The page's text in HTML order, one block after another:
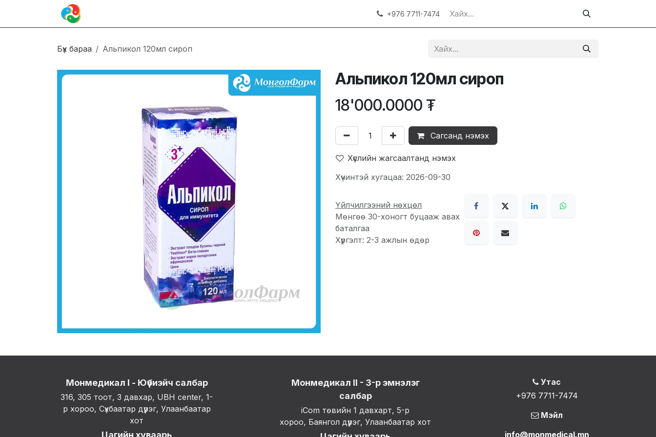
+976 7711-7474
Бүх бараа Альпикол 120мл сироп
Альпикол 120мл сироп
18'000.0000 ₮
Сагсанд нэмэх
Хүслийн жагсаалтанд нэмэх
Хүчинтэй хугацаа: 2026-09-30
Үйлчилгээний нөхцөл
Мөнгөө 30-хоногт буцааж авах
баталгаа
Хүргэлт: 2-3 ажлын өдөр
Утас
+976 7711-7474
Мэйл
info@monmedical.mn
Монмедикал II - 3-р эмнэлэг
салбар
iCom төвийн 1 давхарт, 5-р
хороо, Баянгол дүүрэг, Улаанбаатар хот
Монмедикал I - Юүбиэйч салбар
316, 305 тоот, 3 давхар, UBH center, 1-
р хороо, Сүхбаатар дүүрэг, Улаанбаатар
хот